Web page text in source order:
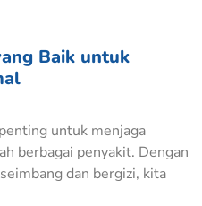
Baik untuk
untuk menjaga
berbagai penyakit. Dengan
dan bergizi, kita